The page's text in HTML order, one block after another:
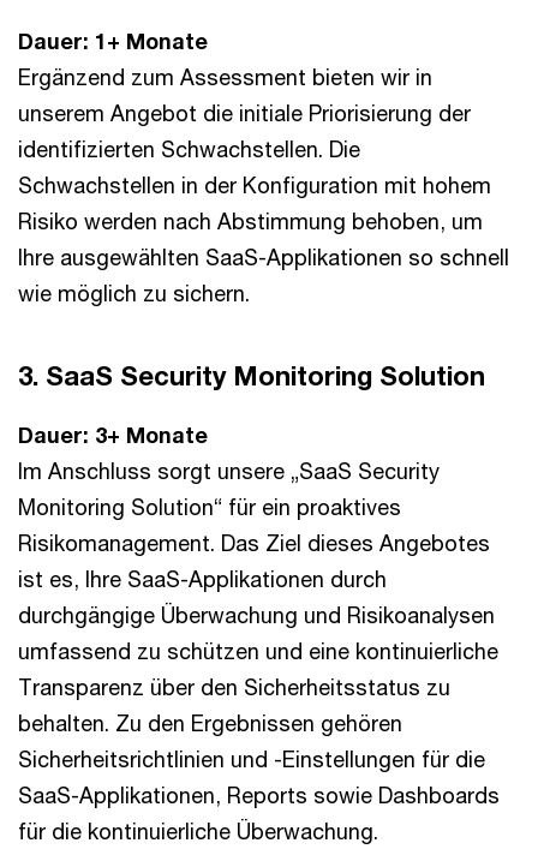
Dauer: 1+ Monate
Ergänzend zum Assessment bieten wir in
unserem Angebot die initiale Priorisierung der
identifizierten Schwachstellen. Die
Schwachstellen in der Konfiguration mit hohem
Risiko werden nach Abstimmung behoben, um
Ihre ausgewählten SaaS-Applikationen so schnell
wie möglich zu sichern.
3. SaaS Security Monitoring Solution
Dauer: 3+ Monate
Im Anschluss sorgt unsere „SaaS Security
Monitoring Solution“ für ein proaktives
Risikomanagement. Das Ziel dieses Angebotes
ist es, Ihre SaaS-Applikationen durch
durchgängige Überwachung und Risikoanalysen
umfassend zu schützen und eine kontinuierliche
Transparenz über den Sicherheitsstatus zu
behalten. Zu den Ergebnissen gehören
Sicherheitsrichtlinien und -Einstellungen für die
SaaS-Applikationen, Reports sowie Dashboards
für die kontinuierliche Überwachung.